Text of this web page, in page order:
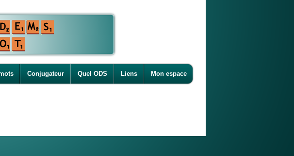
Conjugateur Quel ODS Liens Mon espace